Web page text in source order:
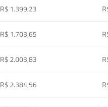
R$ 1.399,23
R$ 1.703,65
R$ 2.003,83
R$ 2.384,56